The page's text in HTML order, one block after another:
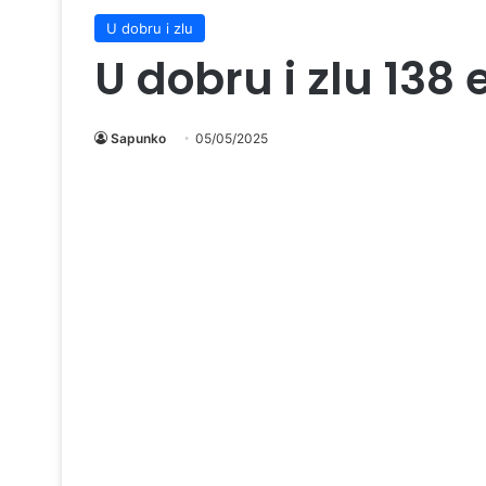
U dobru i zlu
U dobru i zlu 138
Sapunko 05/05/2025